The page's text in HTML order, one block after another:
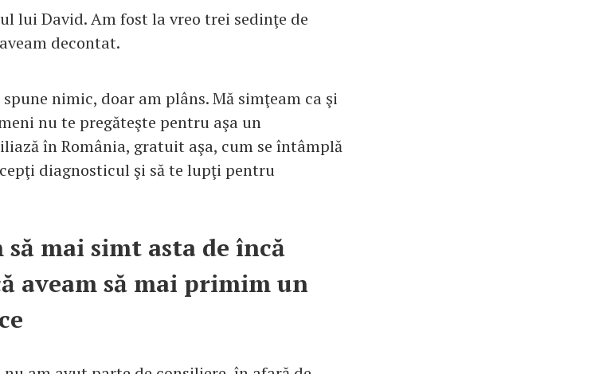
lui David. Am fost la vreo trei sedinţe de
decontat.
nimic, doar am plâns. Mă simţeam ca şi
nu te pregăteşte pentru aşa un
în România, gratuit aşa, cum se întâmplă
diagnosticul şi să te lupţi pentru
să mai simt asta de încă
aveam să mai primim un